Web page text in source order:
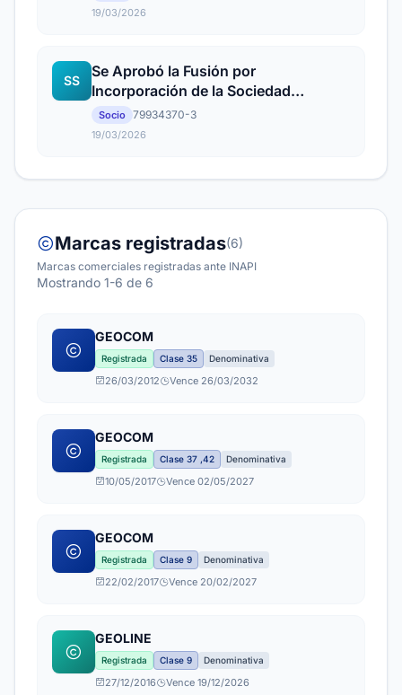
19/03/2026
SS
Se Aprobó la Fusión por
Incorporación de la Sociedad
Geocom Renta S.A
Socio 79934370-3
19/03/2026
Marcas registradas(6)
Marcas comerciales registradas ante INAPI
Mostrando 1-6 de 6
GEOCOM
Registrada Clase 35 Denominativa
26/03/2012 Vence 26/03/2032
GEOCOM
Registrada Clase 37 ,42 Denominativa
10/05/2017 Vence 02/05/2027
GEOCOM
Registrada Clase 9 Denominativa
22/02/2017 Vence 20/02/2027
GEOLINE
Registrada Clase 9 Denominativa
27/12/2016 Vence 19/12/2026